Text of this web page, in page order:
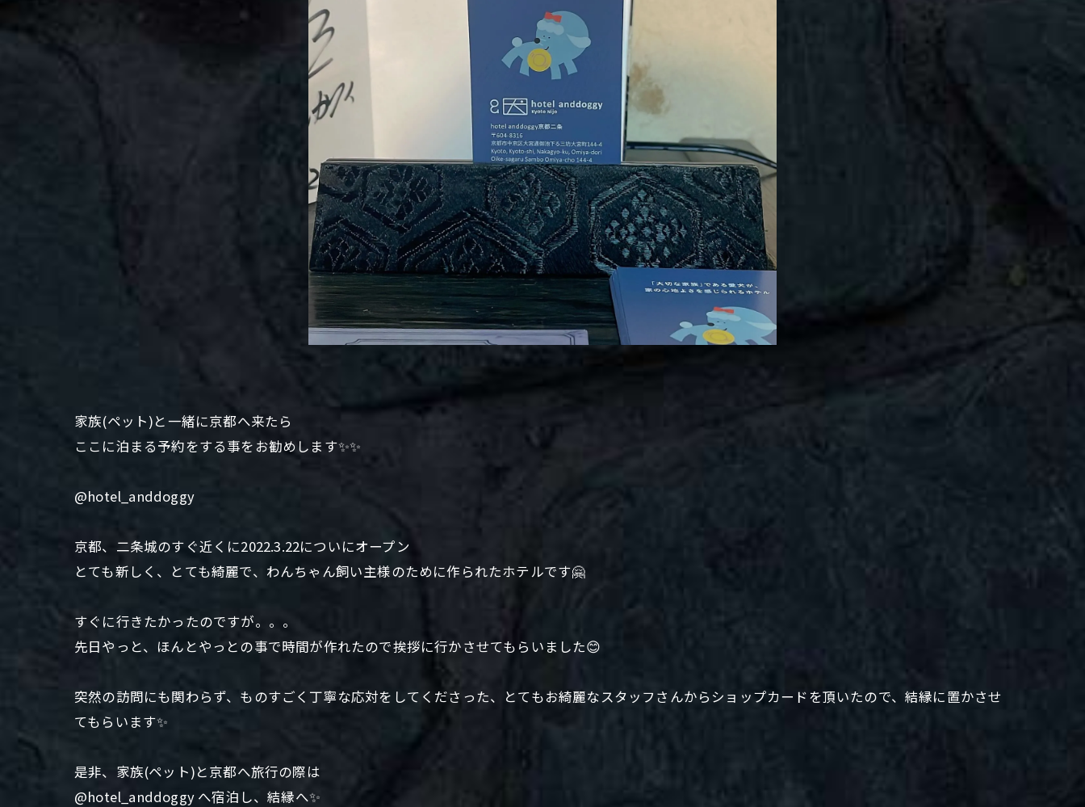
家族(ペット)と一緒に京都へ来たら
ここに泊まる予約をする事をお勧めします✨✨
@hotel_anddoggy
京都、二条城のすぐ近くに2022.3.22についにオープン
とても新しく、とても綺麗で、わんちゃん飼い主様のために作られたホテルです🤗
すぐに行きたかったのですが。。。
先日やっと、ほんとやっとの事で時間が作れたので挨拶に行かさせてもらいました😊
突然の訪問にも関わらず、ものすごく丁寧な応対をしてくださった、とてもお綺麗なスタッフさんからショップカードを頂いたので、結縁に置かさせ
てもらいます✨
是非、家族(ペット)と京都へ旅行の際は
@hotel_anddoggy へ宿泊し、結縁へ✨